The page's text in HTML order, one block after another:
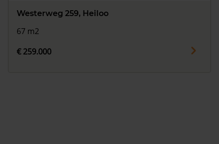
Westerweg 259, Heiloo
67 m2
€ 259.000